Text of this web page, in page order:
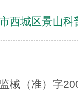
西城区景山科
监械（准）